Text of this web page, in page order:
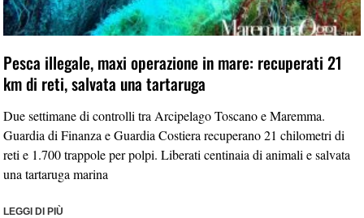
Pesca illegale, maxi operazione in mare: recuperati 21
km di reti, salvata una tartaruga
Due settimane di controlli tra Arcipelago Toscano e Maremma.
Guardia di Finanza e Guardia Costiera recuperano 21 chilometri di
reti e 1.700 trappole per polpi. Liberati centinaia di animali e salvata
una tartaruga marina
LEGGI DI PIÙ